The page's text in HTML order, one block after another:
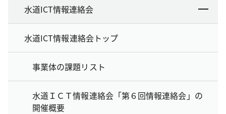
水道ICT情報連絡会
水道ICT情報連絡会トップ
事業体の課題リスト
水道ＩＣＴ情報連絡会「第６回情報連絡会」の
開催概要